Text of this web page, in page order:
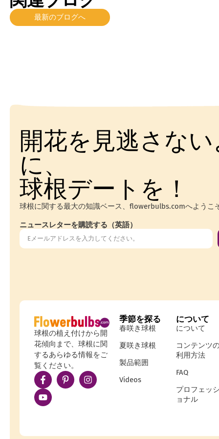
最新のブログへ
開花を見逃さない
に、
球根デートを！
球根に関する最大の知識ベース、flowerbulbs.comへようこ
ニュースレターを購読する（英語）
球根の植え付けから開
花傾向まで、球根に関
するあらゆる情報をご
覧ください。
季節を探る
春咲き球根
夏咲き球根
製品範囲
Videos
について
について
コンテンツ
利用方法
FAQ
プロフェッシ
ョナル